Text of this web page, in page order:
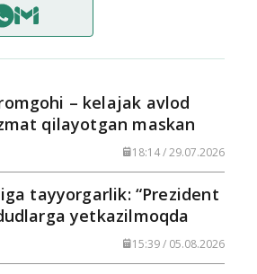
– kelajak avlod
qilayotgan maskan
18:14 / 29.07.2026
tayyorgarlik: “Prezident
yetkazilmoqda
15:39 / 05.08.2026